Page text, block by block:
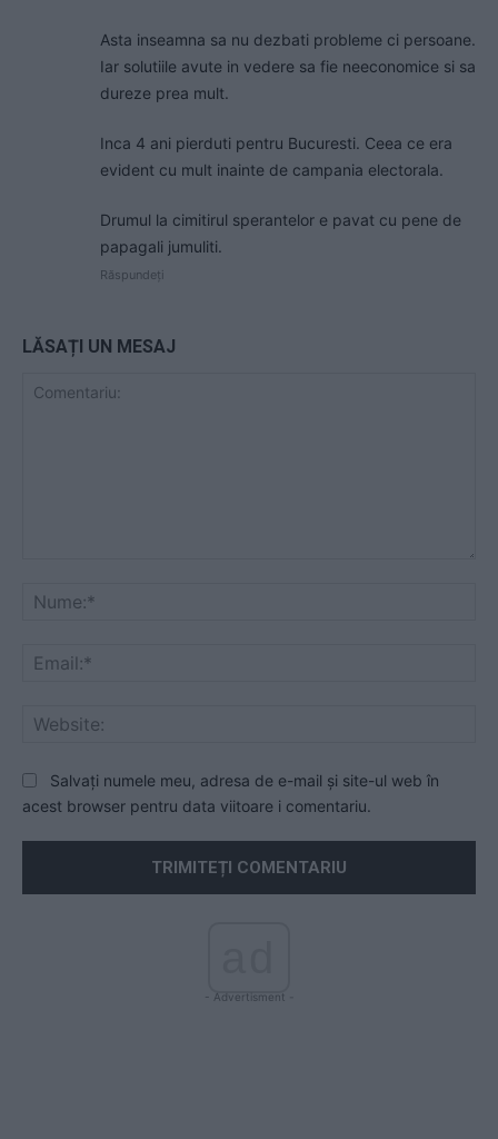
Asta inseamna sa nu dezbati probleme ci persoane.
Iar solutiile avute in vedere sa fie neeconomice si sa
dureze prea mult.
Inca 4 ani pierduti pentru Bucuresti. Ceea ce era
evident cu mult inainte de campania electorala.
Drumul la cimitirul sperantelor e pavat cu pene de
papagali jumuliti.
Răspundeți
LĂSAȚI UN MESAJ
Salvați numele meu, adresa de e-mail și site-ul web în
acest browser pentru data viitoare i comentariu.
- Advertisment -